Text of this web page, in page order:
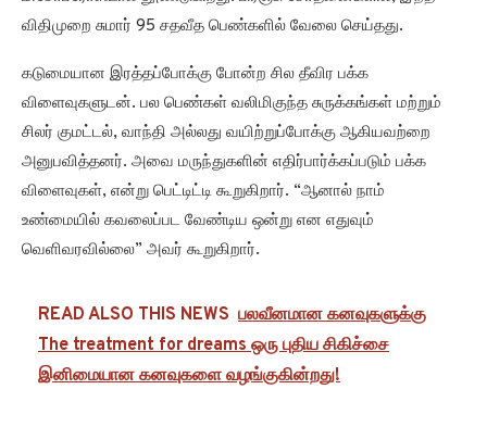
விதிமுறை சுமார் 95 சதவீத பெண்களில் வேலை செய்தது.
கடுமையான இரத்தப்போக்கு போன்ற சில தீவிர பக்க
விளைவுகளுடன். பல பெண்கள் வலிமிகுந்த சுருக்கங்கள் மற்றும்
சிலர் குமட்டல், வாந்தி அல்லது வயிற்றுப்போக்கு ஆகியவற்றை
அனுபவித்தனர். அவை மருந்துகளின் எதிர்பார்க்கப்படும் பக்க
விளைவுகள், என்று பெட்டிட்டி கூறுகிறார். “ஆனால் நாம்
உண்மையில் கவலைப்பட வேண்டிய ஒன்று என எதுவும்
வெளிவரவில்லை” அவர் கூறுகிறார்.
READ ALSO THIS NEWS பலவீனமான கனவுகளுக்கு
The treatment for dreams ஒரு புதிய சிகிச்சை
இனிமையான கனவுகளை வழங்குகின்றது!